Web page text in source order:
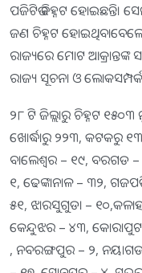
ପଜିଟିଭ ଚିହ୍ନଟ ହୋଇଛନ୍ତି।
ଜଣ ଚିହ୍ନଟ
ରାଜ୍ୟରେ ମୋଟ ଆକ୍ରାନ୍ତଙ୍କ
ରାଜ୍ୟ ସୂଚନା ଓ
୨୮ ଟି ଜିଲ୍ଲାରୁ ଚିହ୍ନଟ ୧୫୦୩
ଖୋର୍ଦ୍ଧାରୁ ୨୨୩, କଟକରୁ
ବାଲେଶ୍ୱର – ୧୯, ବରଗଡ –
୧, ଢେଙ୍କାନାଳ – ୩୨,
୫୧, ଝାରସୁଗୁଡା –
କେନ୍ଦୁଝର – ୪୩,
, ନବରଙ୍ଗପୁର – ୨,